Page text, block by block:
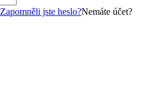
Zapomněli jste heslo?Nemáte účet?